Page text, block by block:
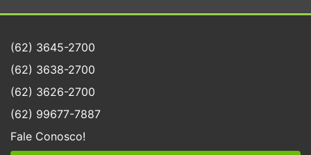
(62) 3645-2700
(62) 3638-2700
(62) 3626-2700
(62) 99677-7887
Fale Conosco!